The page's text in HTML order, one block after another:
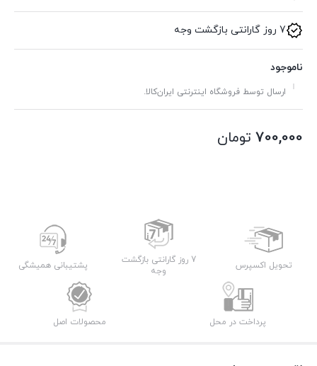
7 روز گارانتی بازگشت وجه
ناموجود
ارسال توسط فروشگاه اینترنتی ایران‌کالا.
700,000 تومان
تحویل اکسپرس
7 روز گارانتی بازگشت
وجه
پشتیبانی همیشگی
پرداخت در محل محصولات اصل